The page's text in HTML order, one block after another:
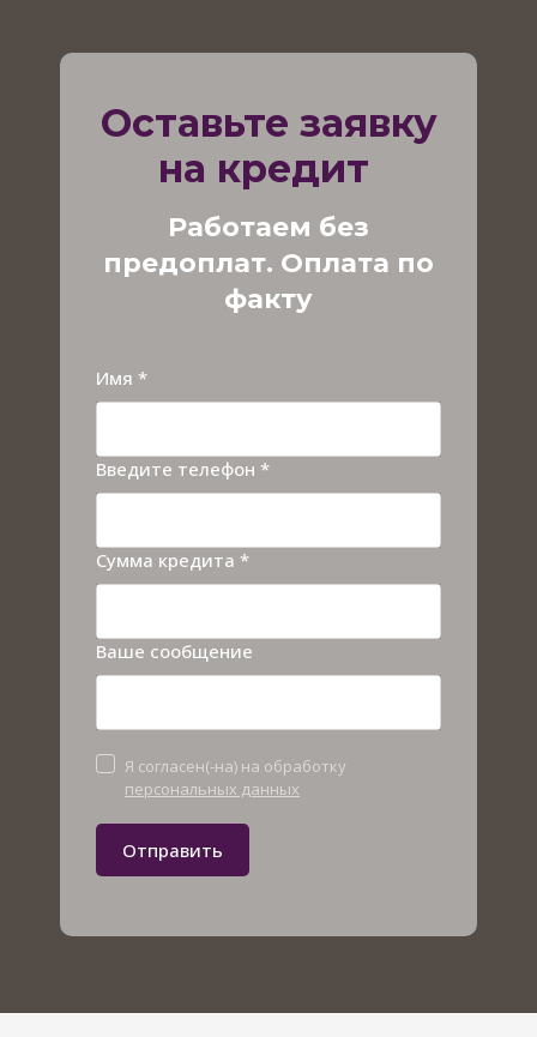
Оставьте заявку
на кредит
Работаем без
предоплат. Оплата по
факту
Имя *
Введите телефон *
Сумма кредита *
Ваше сообщение
Отправить
Я согласен(-на) на обработку
персональных данных